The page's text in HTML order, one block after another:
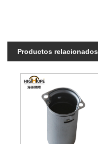
Productos relacionados